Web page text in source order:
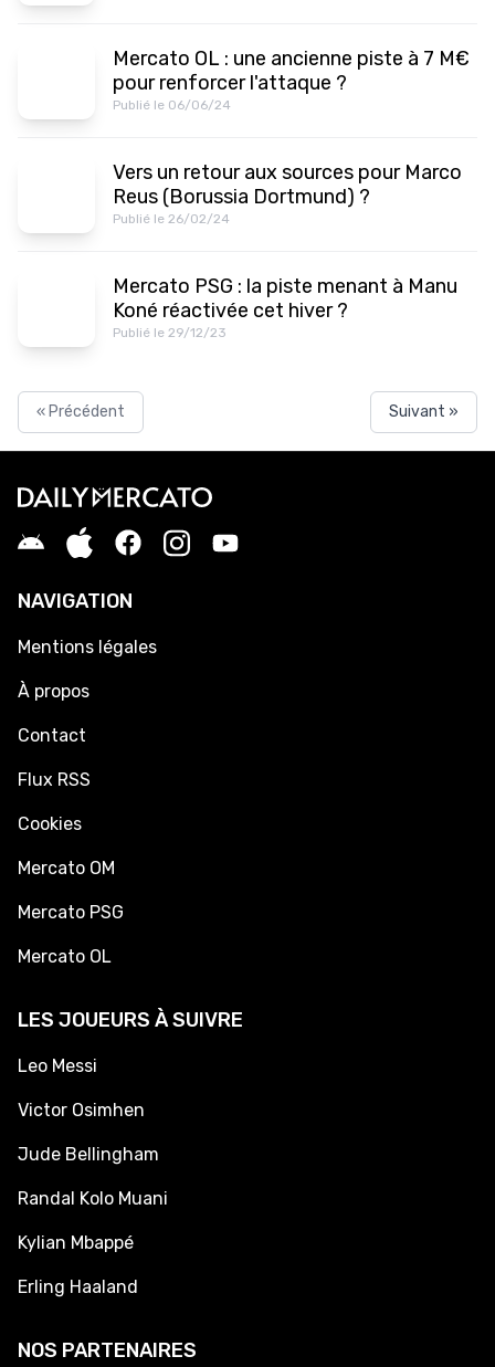
Mercato OL : une ancienne piste à 7 M€
pour renforcer l'attaque ?
Publié le 06/06/24
Vers un retour aux sources pour Marco
Reus (Borussia Dortmund) ?
Publié le 26/02/24
Mercato PSG : la piste menant à Manu
Koné réactivée cet hiver ?
Publié le 29/12/23
« Précédent Suivant »
NAVIGATION
Mentions légales
À propos
Contact
Flux RSS
Cookies
Mercato OM
Mercato PSG
Mercato OL
LES JOUEURS À SUIVRE
Leo Messi
Victor Osimhen
Jude Bellingham
Randal Kolo Muani
Kylian Mbappé
Erling Haaland
NOS PARTENAIRES